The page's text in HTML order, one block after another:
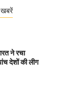
खबरें
ने रचा
देशों की लीग